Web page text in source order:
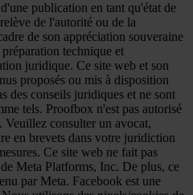
publication en tant qu'état de
de l'autorité ou de la
de son appréciation souveraine
technique et
juridique. Ce site web et son
proposés ou mis à disposition
des conseils juridiques et ne sont
tels. Proofbox n'est pas autorisé
consulter un avocat,
en brevets dans votre juridiction
Ce site web ne fait pas
Meta Platforms, Inc. De plus, ce
par Meta. Facebook est une